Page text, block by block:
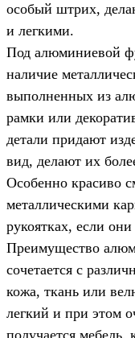
особый штрих,
и легкими.
Под алюминиевой
наличие
выполненных из
рамки или
детали придают
вид, делают их
Особенно красиво
металлическими
рукоятках, если они
Преимущество
сочетается с
кожа, ткань или
легкий и при этом